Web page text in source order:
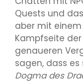
Quests und
aber mit einem
Kampfseite der
genaueren
sagen, dass
Dogma des